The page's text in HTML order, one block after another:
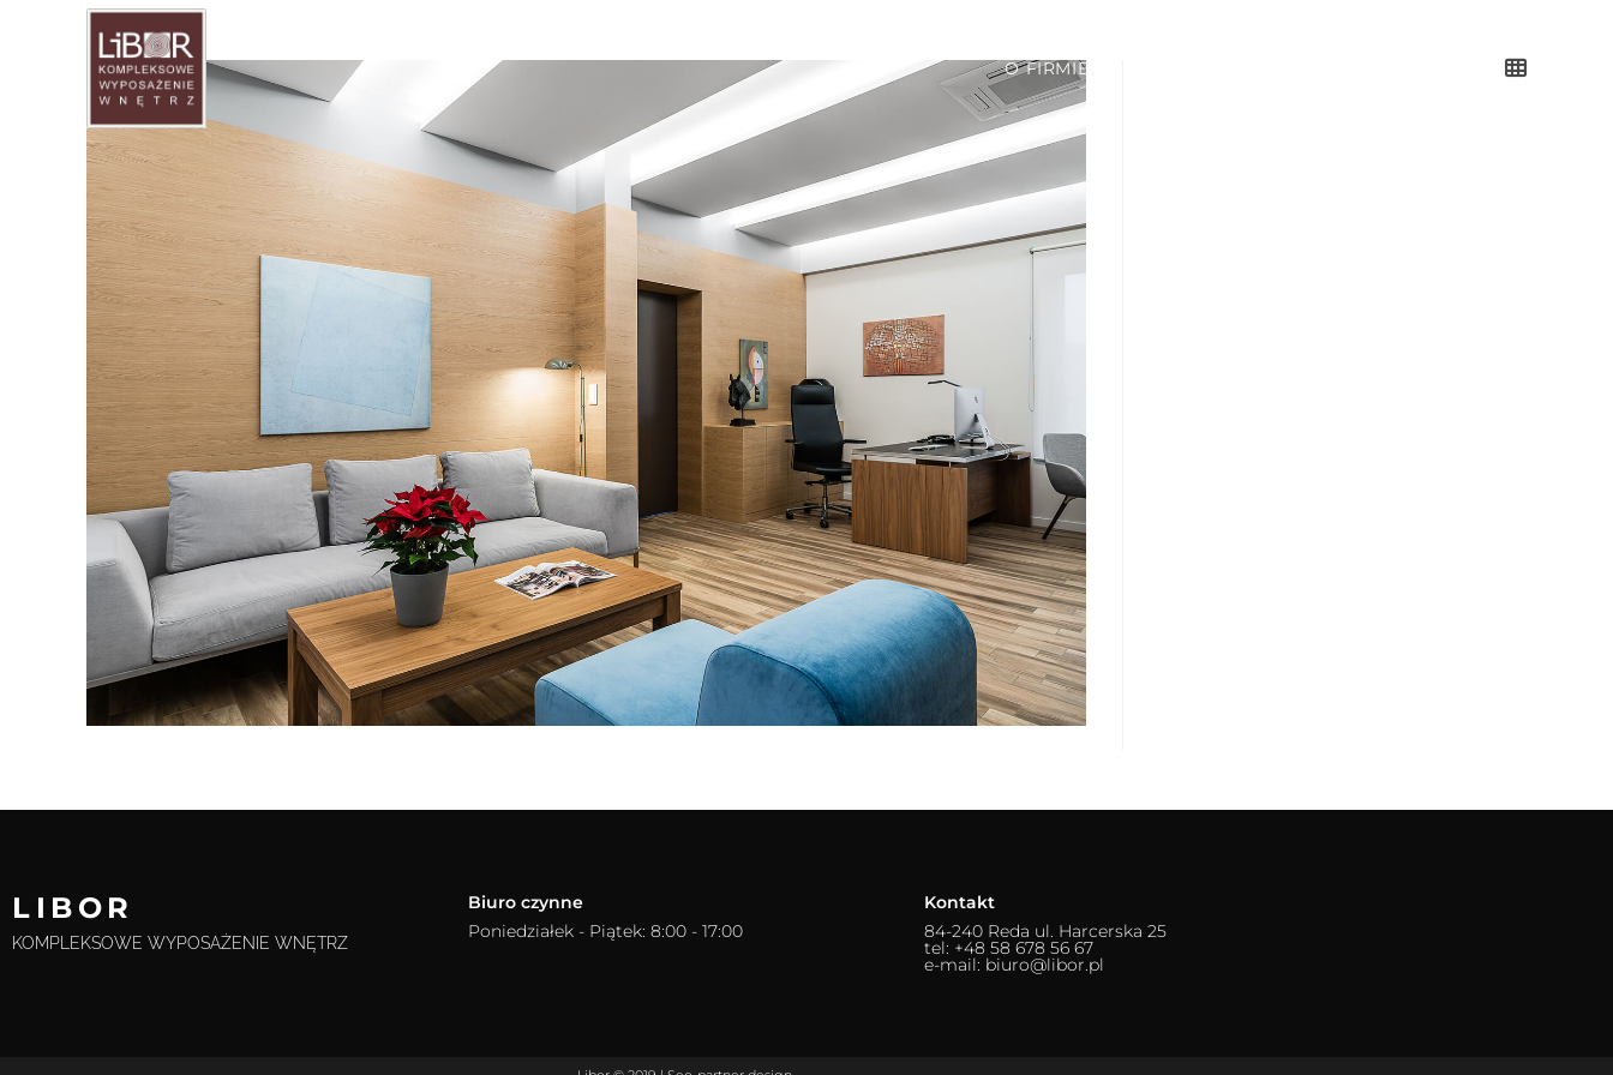
O FIRMIE
LIBOR
KOMPLEKSOWE WYPOSAŻENIE WNĘTRZ
Biuro czynne
Poniedziałek - Piątek: 8:00 - 17:00
Kontakt
84-240 Reda ul. Harcerska 25
tel: +48 58 678 56 67
e-mail: biuro@libor.pl